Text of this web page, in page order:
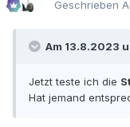
Geschrieben
Am 13.8.2023
Jetzt teste ich die
Hat jemand